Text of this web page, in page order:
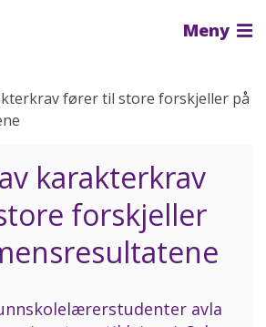
Meny
fører til store forskjeller på
karakterkrav
forskjeller
avla